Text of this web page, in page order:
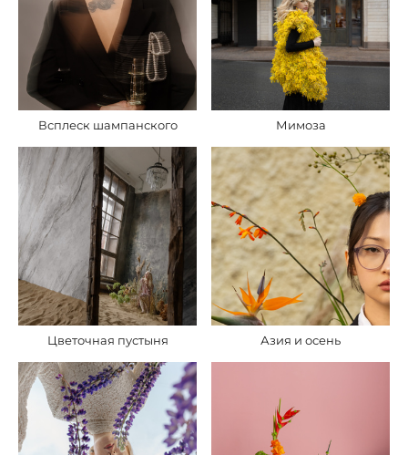
Всплеск шампанского Мимоза
Цветочная пустыня Азия и осень